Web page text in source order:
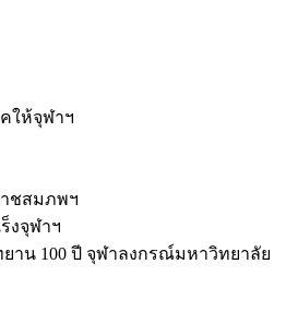
ให้จุฬาฯ
ชสมภพฯ
งจุฬาฯ
าน 100 ปี จุฬาลงกรณ์มหาวิทยาลัย